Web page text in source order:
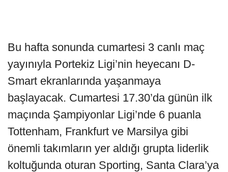
Bu hafta sonunda cumartesi 3 canlı maç
yayınıyla Portekiz Ligi’nin heyecanı D-
Smart ekranlarında yaşanmaya
başlayacak. Cumartesi 17.30’da günün ilk
maçında Şampiyonlar Ligi’nde 6 puanla
Tottenham, Frankfurt ve Marsilya gibi
önemli takımların yer aldığı grupta liderlik
koltuğunda oturan Sporting, Santa Clara’ya